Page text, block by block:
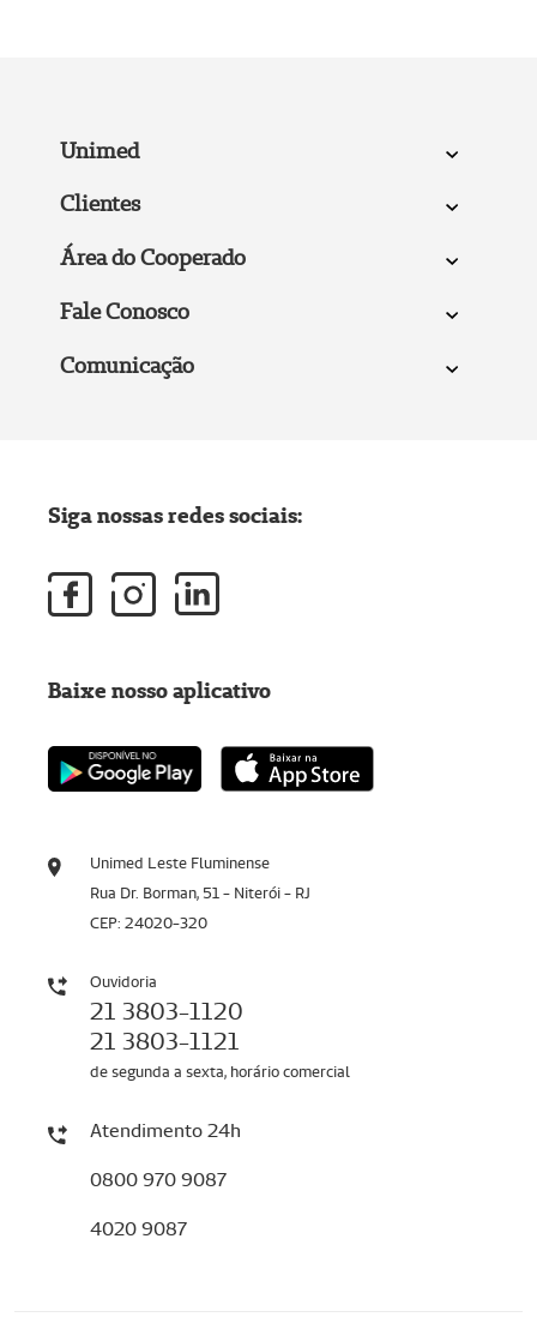
Unimed
Clientes
Área do Cooperado
Fale Conosco
Comunicação
Unimed Leste Fluminense
Rua Dr. Borman, 51 - Niterói - RJ
CEP: 24020-320
Ouvidoria
21 3803-1120
21 3803-1121
de segunda a sexta, horário comercial
Atendimento 24h
0800 970 9087
4020 9087
Siga nossas redes sociais:
Baixe nosso aplicativo